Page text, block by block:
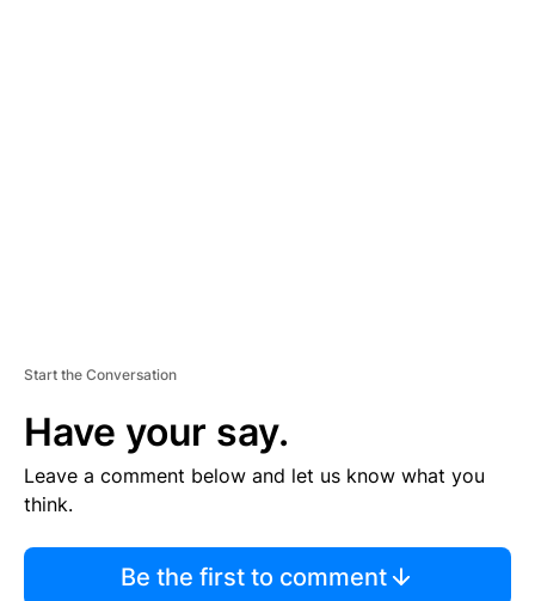
Start the Conversation
Have your say.
Leave a comment below and let us know what you
think.
Be the first to comment